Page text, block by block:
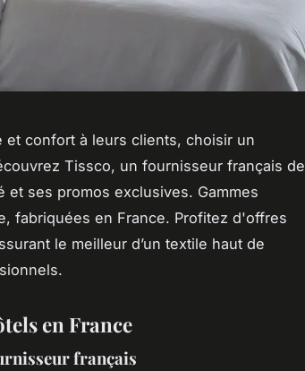
confort à leurs clients, choisir un
Tissco, un fournisseur français de
ses promos exclusives. Gammes
fabriquées en France. Profitez d'offres
le meilleur d’un textile haut de
en France
français